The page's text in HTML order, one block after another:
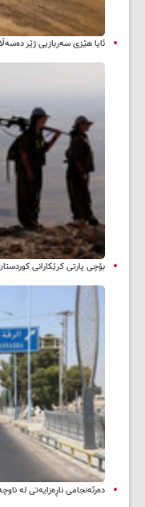
ئایا هێزی سەربازیی ژێر
بۆچی پارتی کرێکارانی
دەرئەنجامی ناڕەزایەتی لە